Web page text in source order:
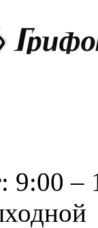
9:00 –